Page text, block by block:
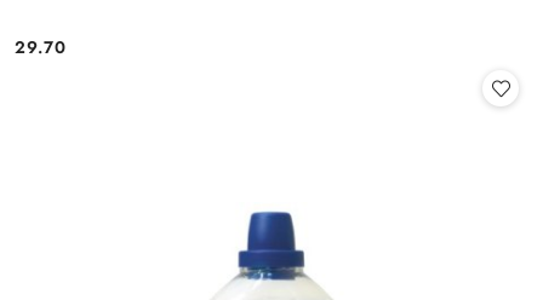
Cena:
29.70